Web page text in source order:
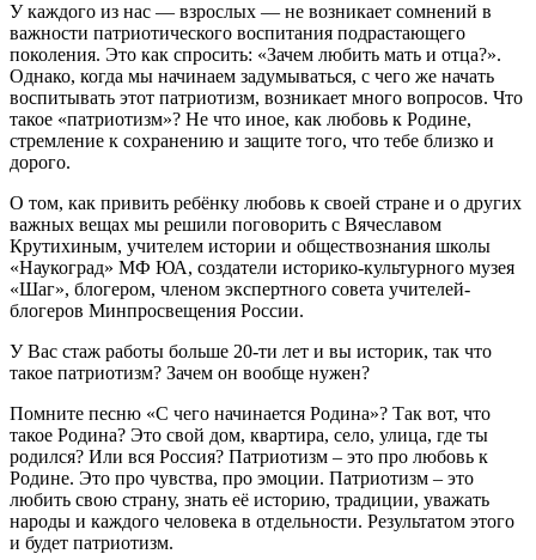
У каждого из нас — взрослых — не возникает сомнений в
важности патриотического воспитания подрастающего
поколения. Это как спросить: «Зачем любить мать и отца?».
Однако, когда мы начинаем задумываться, с чего же начать
воспитывать этот патриотизм, возникает много вопросов. Что
такое «патриотизм»? Не что иное, как любовь к Родине,
стремление к сохранению и защите того, что тебе близко и
дорого.
О том, как привить ребёнку любовь к своей стране и о других
важных вещах мы решили поговорить с Вячеславом
Крутихиным, учителем истории и обществознания школы
«Наукоград» МФ ЮА, создатели историко-культурного музея
«Шаг», блогером, членом экспертного совета учителей-
блогеров Минпросвещения России.
У Вас стаж работы больше 20-ти лет и вы историк, так что
такое патриотизм? Зачем он вообще нужен?
Помните песню «С чего начинается Родина»? Так вот, что
такое Родина? Это свой дом, квартира, село, улица, где ты
родился? Или вся Россия? Патриотизм – это про любовь к
Родине. Это про чувства, про эмоции. Патриотизм – это
любить свою страну, знать её историю, традиции, уважать
народы и каждого человека в отдельности. Результатом этого
и будет патриотизм.